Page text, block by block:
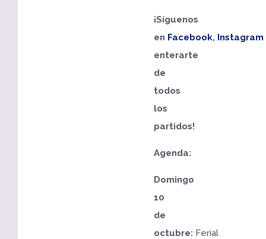
¡Síguenos
en Facebook, Instagram
enterarte
de
todos
los
partidos!
Agenda:
Domingo
10
de
octubre: Ferial